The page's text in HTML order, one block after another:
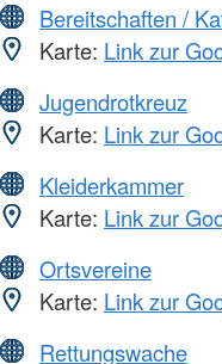
Bereitschaften /
Karte: Link zur
Jugendrotkreuz
Karte: Link zur
Kleiderkammer
Karte: Link zur
Ortsvereine
Karte: Link zur
Rettungswache